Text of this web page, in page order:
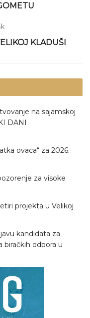
KLADUŠI
na sajamskoj
DANI
ovaca“ za 2026.
za visoke
projekta u Velikoj
kandidata za
biračkih odbora u